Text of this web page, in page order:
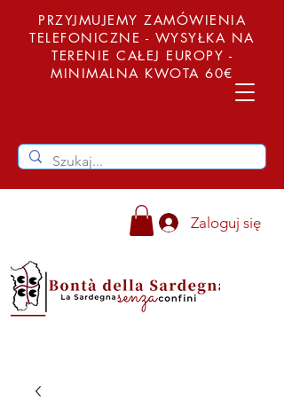
PRZYJMUJEMY ZAMÓWIENIA
TELEFONICZNE - WYSYŁKA NA
TERENIE CAŁEJ EUROPY -
MINIMALNA KWOTA 60€
Zaloguj się